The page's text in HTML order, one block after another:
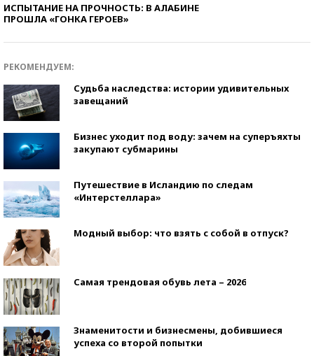
ИСПЫТАНИЕ НА ПРОЧНОСТЬ: В АЛАБИНЕ
ПРОШЛА «ГОНКА ГЕРОЕВ»
РЕКОМЕНДУЕМ:
Судьба наследства: истории удивительных
завещаний
Бизнес уходит под воду: зачем на суперъяхты
закупают субмарины
Путешествие в Исландию по следам
«Интерстеллара»
Модный выбор: что взять с собой в отпуск?
Самая трендовая обувь лета – 2026
Знаменитости и бизнесмены, добившиеся
успеха со второй попытки